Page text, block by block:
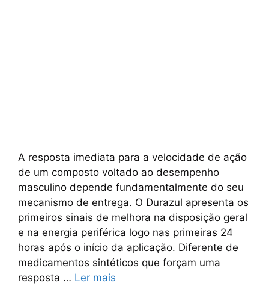
A resposta imediata para a velocidade de ação
de um composto voltado ao desempenho
masculino depende fundamentalmente do seu
mecanismo de entrega. O Durazul apresenta os
primeiros sinais de melhora na disposição geral
e na energia periférica logo nas primeiras 24
horas após o início da aplicação. Diferente de
medicamentos sintéticos que forçam uma
resposta … Ler mais